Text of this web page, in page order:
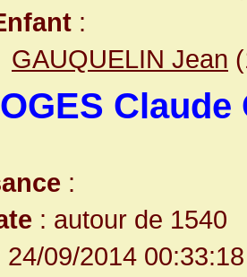
:
GAUQUELIN Jean
:
: autour de 1540
24/09/2014 00:33:18